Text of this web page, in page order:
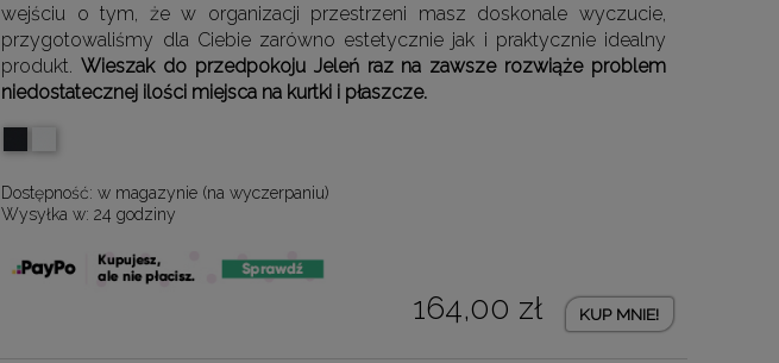
wejściu o tym, że w organizacji przestrzeni masz doskonale wyczucie,
przygotowaliśmy dla Ciebie zarówno estetycznie jak i praktycznie idealny
produkt.Wieszak do przedpokoju Jeleń raz na zawsze rozwiąże problem
niedostatecznej ilości miejsca na kurtki i płaszcze.
Dostępność: w magazynie (na wyczerpaniu)
Wysyłka w: 24 godziny
164,00 zł KUP MNIE!